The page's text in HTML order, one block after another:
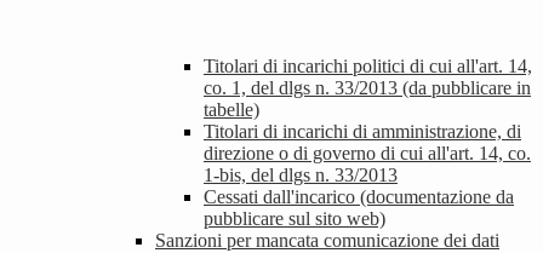
Titolari di incarichi politici di cui all'art. 14,
co. 1, del dlgs n. 33/2013 (da pubblicare in
tabelle)
Titolari di incarichi di amministrazione, di
direzione o di governo di cui all'art. 14, co.
1-bis, del dlgs n. 33/2013
Cessati dall'incarico (documentazione da
pubblicare sul sito web)
Sanzioni per mancata comunicazione dei dati